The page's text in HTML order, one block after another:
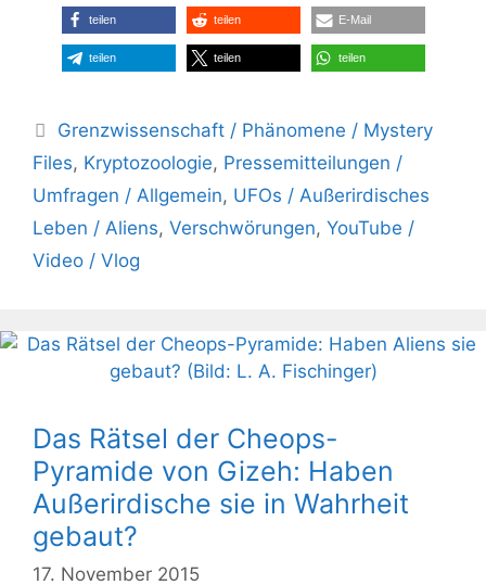
teilen teilen E-Mail
teilen teilen teilen
Kategorien
Grenzwissenschaft / Phänomene / Mystery
Files, Kryptozoologie, Pressemitteilungen /
Umfragen / Allgemein, UFOs / Außerirdisches
Leben / Aliens, Verschwörungen, YouTube /
Video / Vlog
Das Rätsel der Cheops-
Pyramide von Gizeh: Haben
Außerirdische sie in Wahrheit
gebaut?
17. November 2015